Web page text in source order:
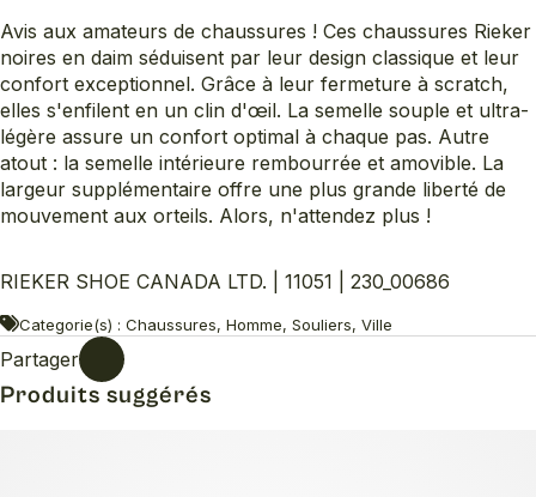
Avis aux amateurs de chaussures ! Ces chaussures Rieker
noires en daim séduisent par leur design classique et leur
confort exceptionnel. Grâce à leur fermeture à scratch,
elles s'enfilent en un clin d'œil. La semelle souple et ultra-
légère assure un confort optimal à chaque pas. Autre
atout : la semelle intérieure rembourrée et amovible. La
largeur supplémentaire offre une plus grande liberté de
mouvement aux orteils. Alors, n'attendez plus !
RIEKER SHOE CANADA LTD. | 11051 | 230_00686
Categorie(s) : Chaussures, Homme, Souliers, Ville
Partager
Produits suggérés